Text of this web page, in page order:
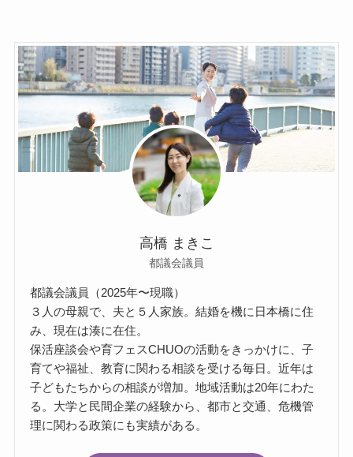
高橋 まきこ
都議会議員
都議会議員（2025年〜現職）
３人の母親で、夫と５人家族。結婚を機に日本橋に住
み、現在は湊に在住。
保活座談会や育フェスCHUOの活動をきっかけに、子
育てや福祉、教育に関わる相談を受ける毎日。近年は
子どもたちからの相談が増加。地域活動は20年にわた
る。大学と民間企業の経験から、都市と交通、危機管
理に関わる政策にも実績がある。